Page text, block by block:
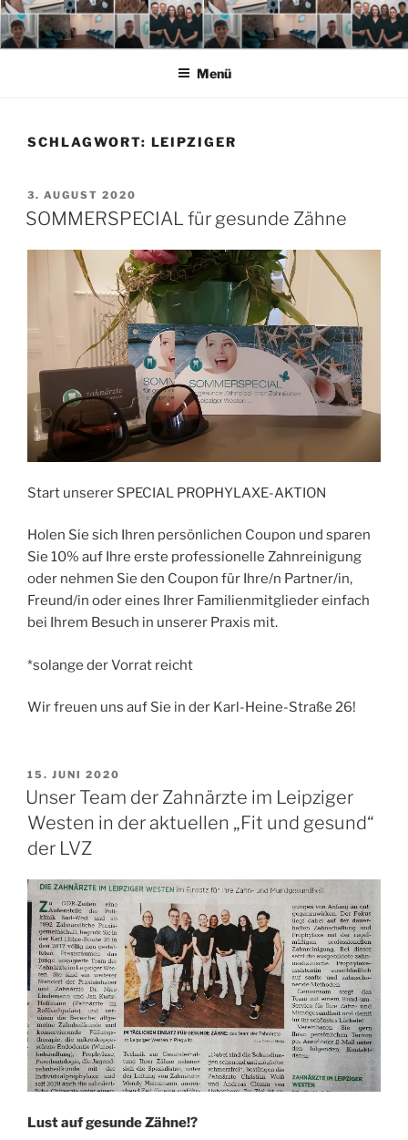
Zum
Inhalt
springen
Menü
SCHLAGWORT: LEIPZIGER
VERÖFFENTLICHT
AM
3. AUGUST 2020
SOMMERSPECIAL für gesunde Zähne
Start unserer SPECIAL PROPHYLAXE-AKTION
Holen Sie sich Ihren persönlichen Coupon und sparen
Sie 10% auf Ihre erste professionelle Zahnreinigung
oder nehmen Sie den Coupon für Ihre/n Partner/in,
Freund/in oder eines Ihrer Familienmitglieder einfach
bei Ihrem Besuch in unserer Praxis mit.
*solange der Vorrat reicht
Wir freuen uns auf Sie in der Karl-Heine-Straße 26!
VERÖFFENTLICHT
AM
15. JUNI 2020
Unser Team der Zahnärzte im Leipziger
Westen in der aktuellen „Fit und gesund“
der LVZ
Lust auf gesunde Zähne!?